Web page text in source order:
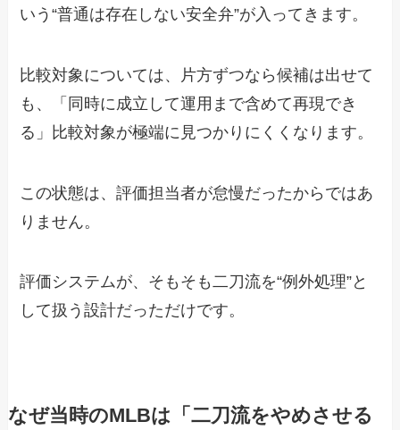
いう“普通は存在しない安全弁”が入ってきます。
比較対象については、片方ずつなら候補は出せて
も、「同時に成立して運用まで含めて再現でき
る」比較対象が極端に見つかりにくくなります。
この状態は、評価担当者が怠慢だったからではあ
りません。
評価システムが、そもそも二刀流を“例外処理”と
して扱う設計だっただけです。
なぜ当時のMLBは「二刀流をやめさせる